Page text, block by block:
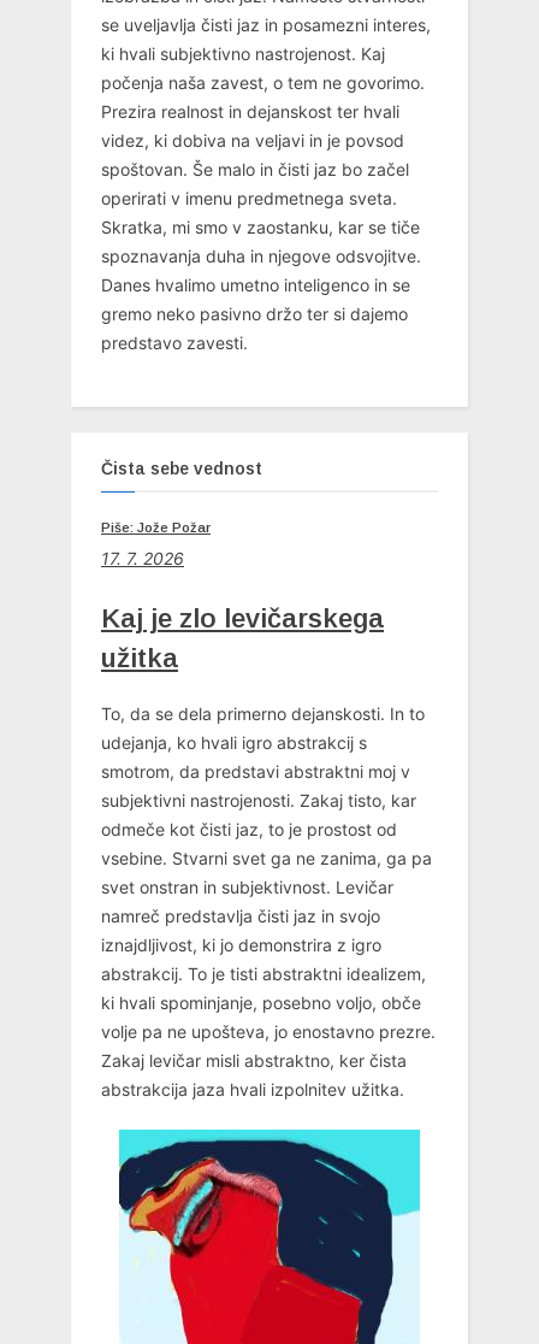
se uveljavlja čisti jaz in posamezni interes,
ki hvali subjektivno nastrojenost. Kaj
počenja naša zavest, o tem ne govorimo.
Prezira realnost in dejanskost ter hvali
videz, ki dobiva na veljavi in je povsod
spoštovan. Še malo in čisti jaz bo začel
operirati v imenu predmetnega sveta.
Skratka, mi smo v zaostanku, kar se tiče
spoznavanja duha in njegove odsvojitve.
Danes hvalimo umetno inteligenco in se
gremo neko pasivno držo ter si dajemo
predstavo zavesti.
Čista sebe vednost
Piše: Jože Požar
17. 7. 2026
Kaj je zlo levičarskega
užitka
To, da se dela primerno dejanskosti. In to
udejanja, ko hvali igro abstrakcij s
smotrom, da predstavi abstraktni moj v
subjektivni nastrojenosti. Zakaj tisto, kar
odmeče kot čisti jaz, to je prostost od
vsebine. Stvarni svet ga ne zanima, ga pa
svet onstran in subjektivnost. Levičar
namreč predstavlja čisti jaz in svojo
iznajdljivost, ki jo demonstrira z igro
abstrakcij. To je tisti abstraktni idealizem,
ki hvali spominjanje, posebno voljo, obče
volje pa ne upošteva, jo enostavno prezre.
Zakaj levičar misli abstraktno, ker čista
abstrakcija jaza hvali izpolnitev užitka.